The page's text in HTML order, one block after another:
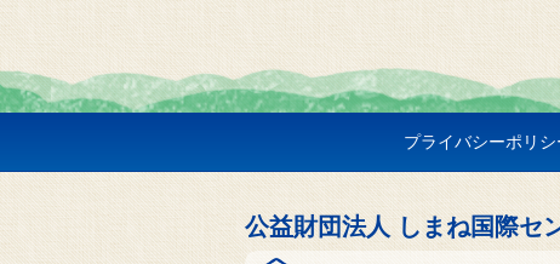
プライバシーポリシ
公益財団法人 しまね国際セ